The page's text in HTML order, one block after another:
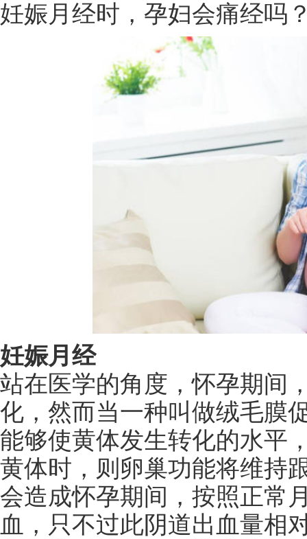
妊娠月经时，孕妇会痛经吗
妊娠月经
站在医学的角度，怀孕期间
化，然而当一种叫做绒毛膜
能够使黄体发生转化的水平
黄体时，则卵巢功能将维持
会造成怀孕期间，按照正常
血，只不过此阴道出血量相